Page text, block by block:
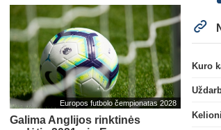
Europos futbolo čempionatas 2028
Galima Anglijos rinktinės
Kuro